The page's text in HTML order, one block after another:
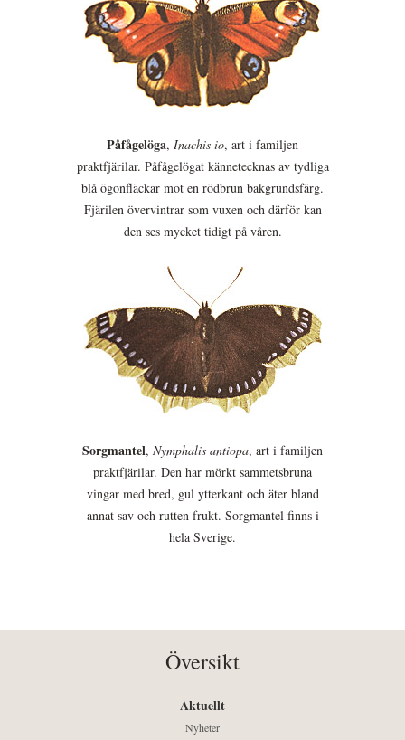
Påfågelöga, Inachis io, art i familjen
praktfjärilar. Påfågelögat kännetecknas av tydliga
blå ögonfläckar mot en rödbrun bakgrundsfärg.
Fjärilen övervintrar som vuxen och därför kan
den ses mycket tidigt på våren.
Sorgmantel, Nymphalis antiopa, art i familjen
praktfjärilar. Den har mörkt sammetsbruna
vingar med bred, gul ytterkant och äter bland
annat sav och rutten frukt. Sorgmantel finns i
hela Sverige.
Översikt
Aktuellt
Nyheter